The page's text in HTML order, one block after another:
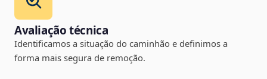
Avaliação técnica
Identificamos a situação do caminhão e definimos a
forma mais segura de remoção.